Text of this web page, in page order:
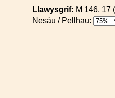
Llawysgrif: M 146,
Nesáu / Pellhau: